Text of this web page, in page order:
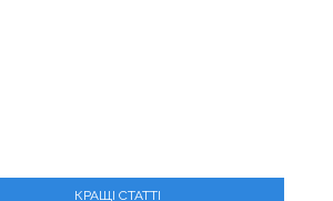
КРАЩІ СТАТТІ